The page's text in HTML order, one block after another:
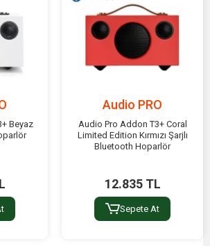
Beyaz
Audio PRO
Audio Pro Addon T3+ Coral
Limited Edition Kırmızı Şarjlı
Bluetooth Hoparlör
12.835 TL
Sepete At